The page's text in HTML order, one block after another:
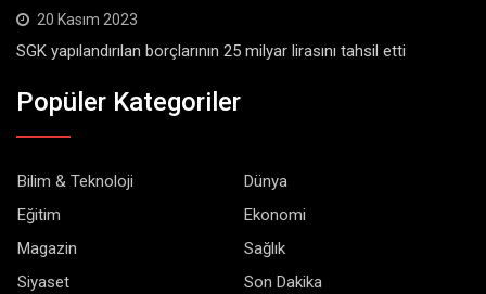
20 Kasım 2023
SGK yapılandırılan borçlarının 25 milyar lirasını tahsil etti
Popüler Kategoriler
Bilim & Teknoloji
Dünya
Eğitim
Ekonomi
Magazin
Sağlık
Siyaset
Son Dakika